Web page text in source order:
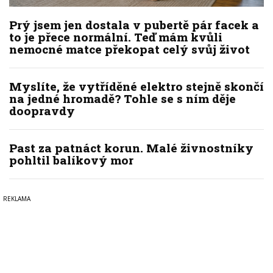
Prý jsem jen dostala v pubertě pár facek a
to je přece normální. Teď mám kvůli
nemocné matce překopat celý svůj život
Myslíte, že vytříděné elektro stejně skončí
na jedné hromadě? Tohle se s ním děje
doopravdy
Past za patnáct korun. Malé živnostníky
pohltil balíkový mor